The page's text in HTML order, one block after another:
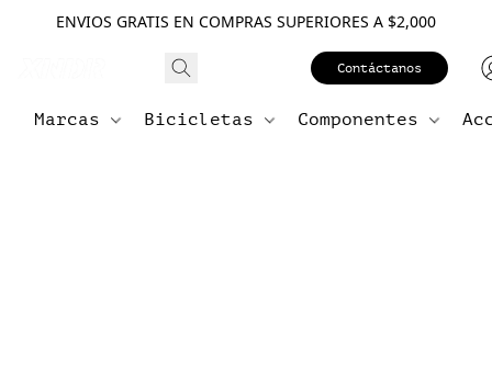
ENVIOS GRATIS EN COMPRAS SUPERIORES A $2,000
Contáctanos
Marcas Bicicletas Componentes